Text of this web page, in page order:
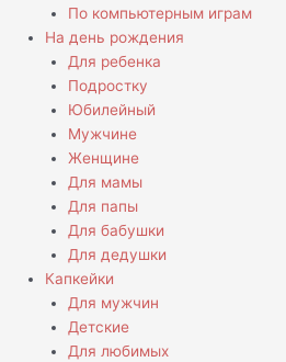
По компьютерным играм
На день рождения
Для ребенка
Подростку
Юбилейный
Мужчине
Женщине
Для мамы
Для папы
Для бабушки
Для дедушки
Капкейки
Для мужчин
Детские
Для любимых